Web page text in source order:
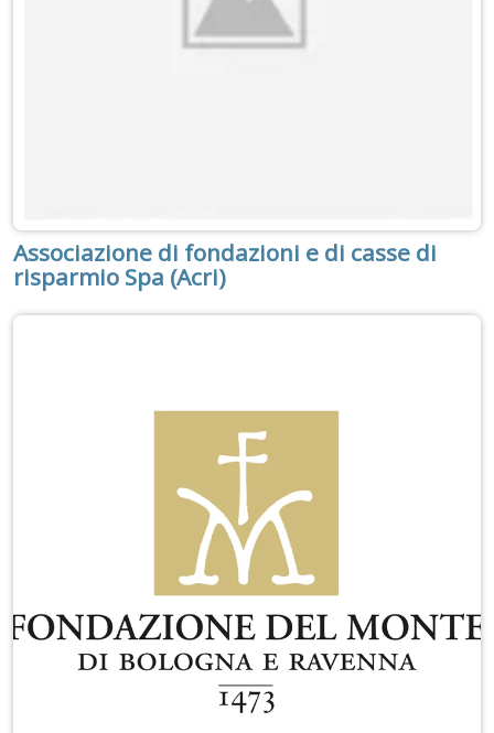
Associazione di fondazioni e di casse di
risparmio Spa (Acri)